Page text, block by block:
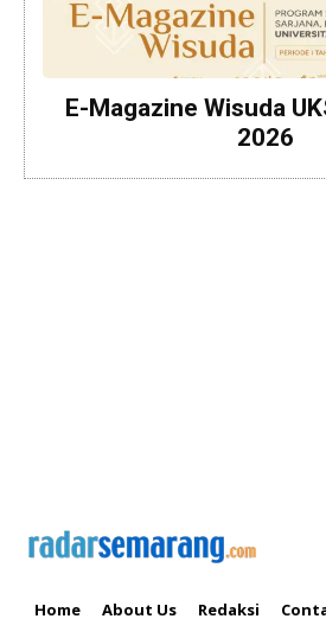
E-Magazine Wisuda
2026
Home About Us Redaksi